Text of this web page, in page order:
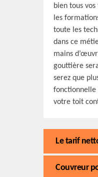
bien tous
les
toute les
dans ce
mains
gouttière
serez que
fonctionnelle
votre toit
Le tarif
Couvreur